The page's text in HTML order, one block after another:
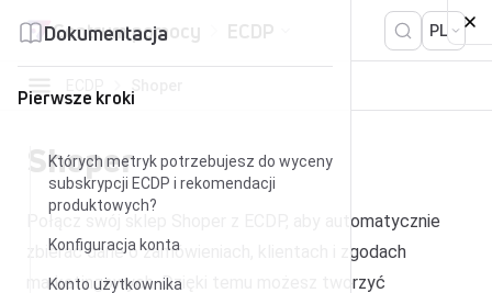
Centrum pomocy ECDP PL
Dokumentacja
Pierwsze kroki
Których metryk potrzebujesz do wyceny
subskrypcji ECDP i rekomendacji
produktowych?
Konfiguracja konta
Konto użytkownika
Shoper
Połącz swój sklep Shoper z ECDP, aby automatycznie
zbierać dane o zamówieniach, klientach i zgodach
marketingowych. Dzięki temu możesz tworzyć